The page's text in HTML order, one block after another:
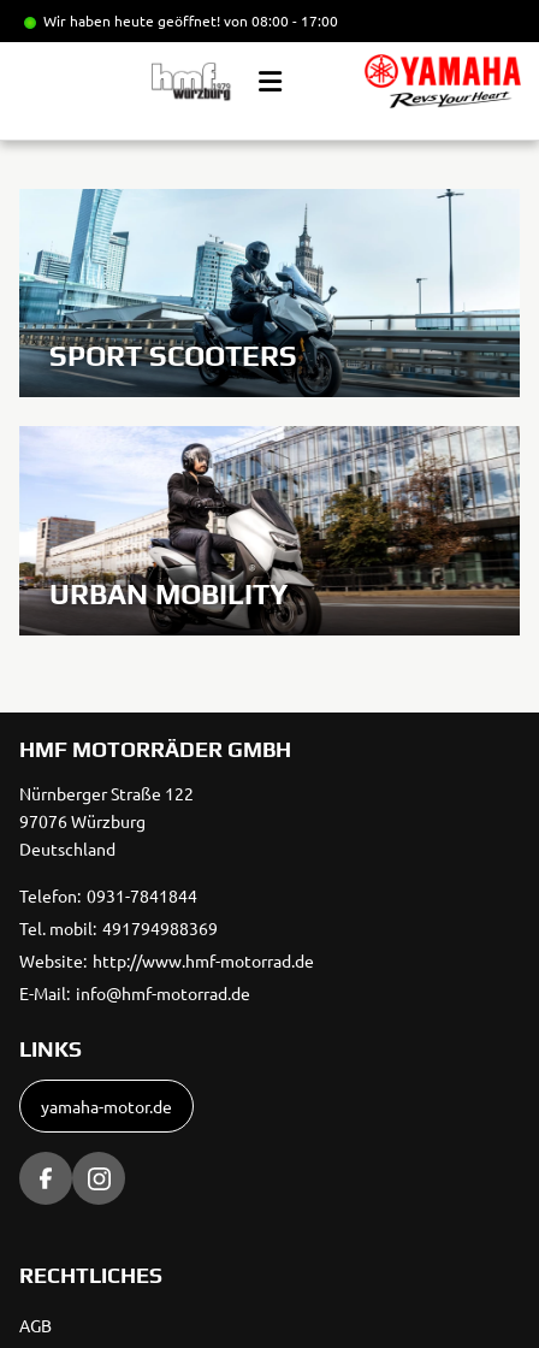
Wir haben heute geöffnet!von 08:00 - 17:00
SPORT SCOOTERS
URBAN MOBILITY
HMF MOTORRÄDER GMBH
Nürnberger Straße 122
97076 Würzburg
Deutschland
Telefon: 0931-7841844
Tel. mobil: 491794988369
Website: http://www.hmf-motorrad.de
E-Mail: info@hmf-motorrad.de
LINKS
yamaha-motor.de
RECHTLICHES
AGB